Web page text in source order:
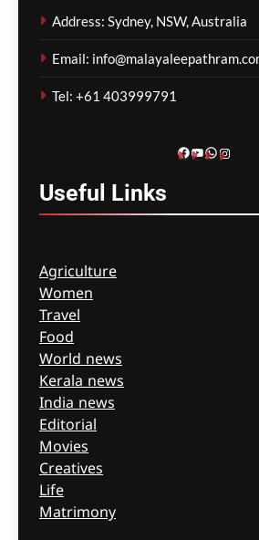
റെയിൻബോ
ഗീത ദാസ്‌
Address: Sydney, NSW, Australia
Email:
Tel: +61 403999791
Facebook
YouTube
WhatsApp
Useful Links
Agriculture
Women
Travel
Food
World news
Kerala news
India news
Editorial
Movies
Creatives
Life
Matrimony